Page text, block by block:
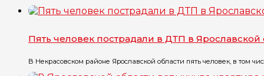
Пять человек пострадали в ДТП в Ярославской
В Некрасовском районе Ярославской области пять человек, в том